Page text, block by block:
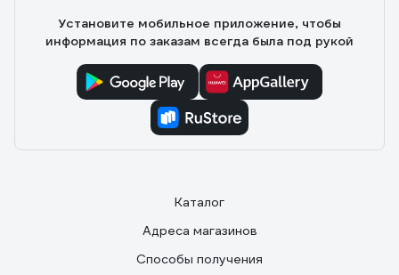
Установите мобильное приложение, чтобы
информация по заказам всегда была под рукой
Каталог
Адреса магазинов
Способы получения